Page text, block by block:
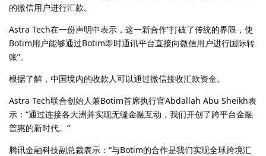
的微信用户进行汇款。
Astra Tech在一份声明中表示，这一新合作“打破了传统的界限，使
Botim用户能够通过Botim即时通讯平台直接向微信用户进行国际转
账”。
根据了解，中国境内的收款人可以通过微信接收汇款资金。
Astra Tech联合创始人兼Botim首席执行官Abdallah Abu Sheikh表
示：“通过连接各大洲并实现无缝金融互动，我们开创了跨平台金融
普惠的新时代。”
腾讯金融科技副总裁表示：“与Botim的合作是我们实现全球跨境汇